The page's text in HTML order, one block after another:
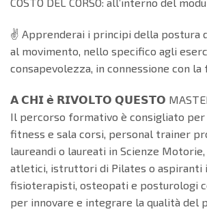
✌️ Apprenderai i principi della postura
al movimento, nello specifico agli
consapevolezza, in connessione con la
𝗔 𝗖𝗛𝗜 𝗲̀ 𝗥𝗜𝗩𝗢𝗟𝗧𝗢 𝗤𝗨𝗘𝗦𝗧𝗢
Il percorso formativo è consigliato per
fitness e sala corsi, personal trainer
laureandi o laureati in Scienze
atletici, istruttori di Pilates o aspiranti
fisioterapisti, osteopati e posturologi
per innovare e integrare la qualità del